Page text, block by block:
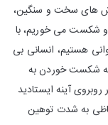
های سخت و سنگین،
شکست می خوریم، با
هستیم، انسانی بی
شکست خوردن به
آینه ایستادید
به شدت توهین